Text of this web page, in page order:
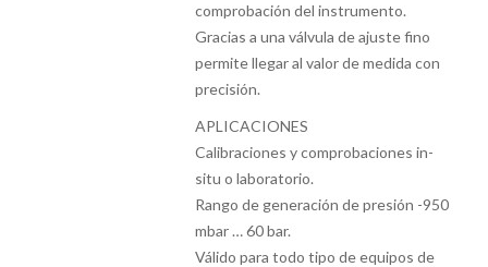
comprobación del instrumento.
Gracias a una válvula de ajuste fino
permite llegar al valor de medida con
precisión.
APLICACIONES
Calibraciones y comprobaciones in-
situ o laboratorio.
Rango de generación de presión -950
mbar … 60 bar.
Válido para todo tipo de equipos de